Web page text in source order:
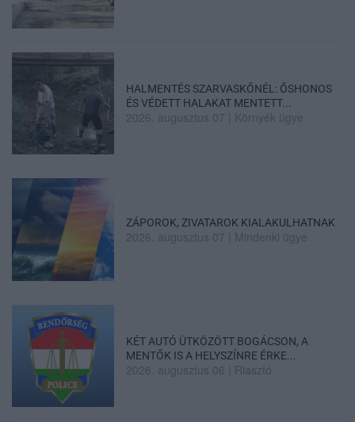
HALMENTÉS SZARVASKŐNÉL: ŐSHONOS
ÉS VÉDETT HALAKAT MENTETT...
2026. augusztus 07 Környék ügye
ZÁPOROK, ZIVATAROK KIALAKULHATNAK
2026. augusztus 07 Mindenki ügye
KÉT AUTÓ ÜTKÖZÖTT BOGÁCSON, A
MENTŐK IS A HELYSZÍNRE ÉRKE...
2026. augusztus 06 Riasztó